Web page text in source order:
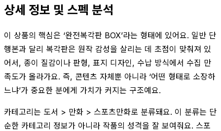
상세 정보 및 스펙 분석
이 상품의 핵심은 ‘완전복각판 BOX’라는 형태에 있어요. 일반 단
행본과 달리 복각판은 원작 감성을 살리는 데 초점이 맞춰져 있
어서, 종이 질감이나 판형, 표지 디자인, 수납 방식에서 수집 만
족도가 올라가요. 즉, 콘텐츠 자체뿐 아니라 ‘어떤 형태로 소장하
느냐’가 중요한 분에게 가치가 커지는 구조예요.
카테고리는 도서 > 만화 > 스포츠만화로 분류돼요. 이 분류는 단
순한 카테고리 정보가 아니라 작품의 성격을 잘 보여줘요. 스포